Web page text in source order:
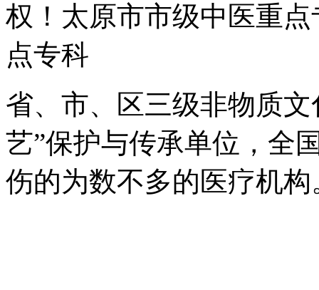
权！太原市市级中医重
点专科
省、市、区三级非物质
艺”保护与传承单位，全
伤的为数不多的医疗机